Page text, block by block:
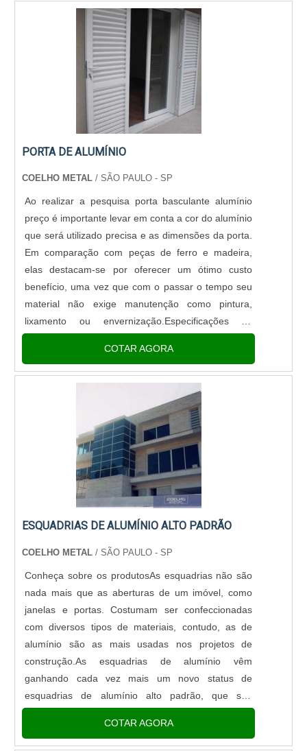
PORTA DE ALUMÍNIO
COELHO METAL / SÃO PAULO - SP
Ao realizar a pesquisa porta basculante alumínio
preço é importante levar em conta a cor do alumínio
que será utilizado precisa e as dimensões da porta.
Em comparação com peças de ferro e madeira,
elas destacam-se por oferecer um ótimo custo
benefício, uma vez que com o passar o tempo seu
material não exige manutenção como pintura,
lixamento ou envernização.Especificações da
com três folhas que b....
COTAR AGORA
ESQUADRIAS DE ALUMÍNIO ALTO PADRÃO
COELHO METAL / SÃO PAULO - SP
Conheça sobre os produtosAs esquadrias não são
nada mais que as aberturas de um imóvel, como
janelas e portas. Costumam ser confeccionadas
com diversos tipos de materiais, contudo, as de
alumínio são as mais usadas nos projetos de
construção.As esquadrias de alumínio vêm
ganhando cada vez mais um novo status de
esquadrias de alumínio alto padrão, que são
sofisticados. Eles, em muitos casos, são respon....
COTAR AGORA